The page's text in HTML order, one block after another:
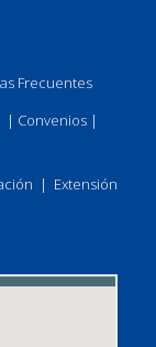
Frecuentes
| Convenios|
| Extensión